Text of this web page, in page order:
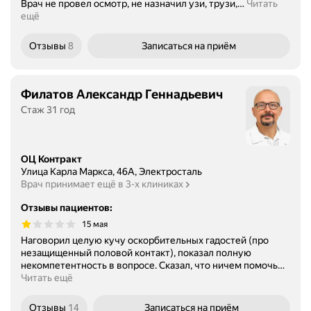
Врач не провел осмотр, не назначил узи, трузи,… Читать
ещё
Отзывы 8 Записаться на приём
Филатов Александр Геннадьевич
Стаж 31 год
ОЦ Контракт
Улица Карла Маркса, 46А, Электросталь
Врач принимает ещё в 3-х клиниках
Отзывы пациентов:
15 мая
Наговорил целую кучу оскорбительных гадостей (про
незащищенный половой контакт), показал полную
некомпетентность в вопросе. Сказал, что ничем помочь…
Читать ещё
Отзывы 14 Записаться на приём